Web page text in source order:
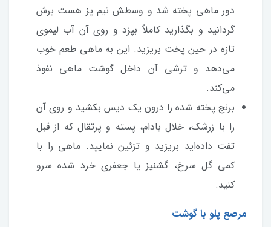
دور ماهی پخته شد و وسطش نیم پز هست برش
گردانید و بگذارید کاملاً بپزد و روی آن آب لیموی
تازه در حین پخت بریزید. این به ماهی طعم خوب
می‌دهد و ترشی آن داخل گوشت ماهی نفوذ
می‌کند.
برنج پخته شده را درون یک دیس بکشید و روی آن
را با زرشک، خلال بادام، پسته و پرتقال که از قبل
تفت داده‌اید بریزید و تزئین نمایید. ماهی را با
کمی گل سرخ، گشنیز یا جعفری خرد شده سرو
کنید.
مرصع پلو با گوشت